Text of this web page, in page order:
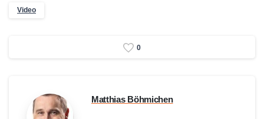
Video
0
Matthias Böhmichen